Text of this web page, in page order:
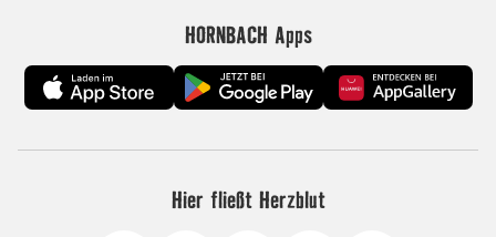
HORNBACH Apps
Hier fließt Herzblut